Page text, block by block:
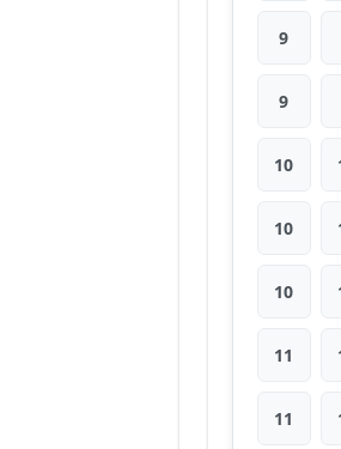
9
9
10
10
10
11
11